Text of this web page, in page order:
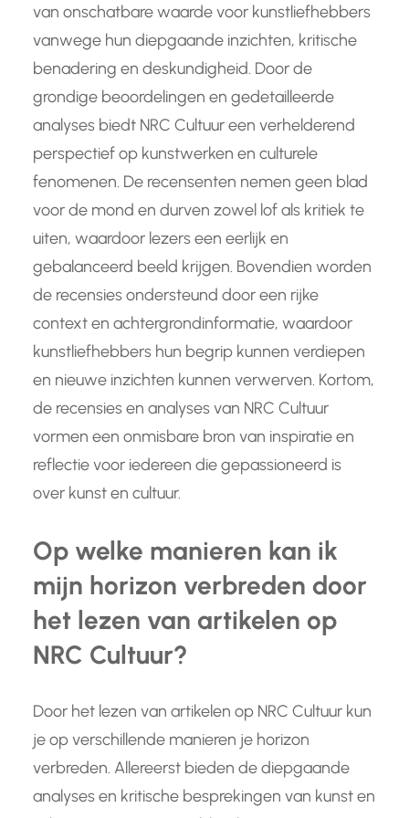
van onschatbare waarde voor kunstliefhebbers
vanwege hun diepgaande inzichten, kritische
benadering en deskundigheid. Door de
grondige beoordelingen en gedetailleerde
analyses biedt NRC Cultuur een verhelderend
perspectief op kunstwerken en culturele
fenomenen. De recensenten nemen geen blad
voor de mond en durven zowel lof als kritiek te
uiten, waardoor lezers een eerlijk en
gebalanceerd beeld krijgen. Bovendien worden
de recensies ondersteund door een rijke
context en achtergrondinformatie, waardoor
kunstliefhebbers hun begrip kunnen verdiepen
en nieuwe inzichten kunnen verwerven. Kortom,
de recensies en analyses van NRC Cultuur
vormen een onmisbare bron van inspiratie en
reflectie voor iedereen die gepassioneerd is
over kunst en cultuur.
Op welke manieren kan ik
mijn horizon verbreden door
het lezen van artikelen op
NRC Cultuur?
Door het lezen van artikelen op NRC Cultuur kun
je op verschillende manieren je horizon
verbreden. Allereerst bieden de diepgaande
analyses en kritische besprekingen van kunst en